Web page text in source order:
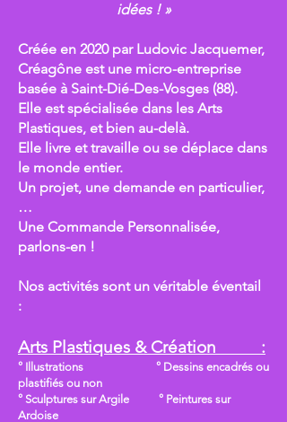
idées ! »
Créée en 2020 par Ludovic Jacquemer,
Créagône est une micro-entreprise
basée à Saint-Dié-Des-Vosges (88).
Elle est spécialisée dans les Arts
Plastiques, et bien au-delà.
Elle livre et travaille ou se déplace dans
le monde entier.
Un projet, une demande en particulier,
…
Une Commande Personnalisée,
parlons-en !
Nos activités sont un véritable éventail
:
Arts Plastiques & Création :
° Illustrations ° Dessins encadrés ou
plastifiés ou non
° Sculptures sur Argile ° Peintures sur
Ardoise